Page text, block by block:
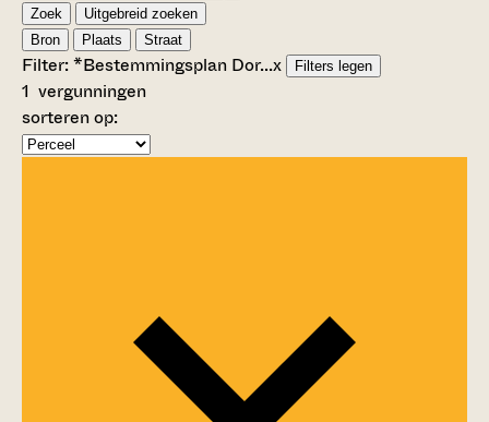
Zoek
Uitgebreid zoeken
Bron
Plaats Straat
Filter:*Bestemmingsplan Dor...x Filters legen
1 vergunningen
sorteren op: